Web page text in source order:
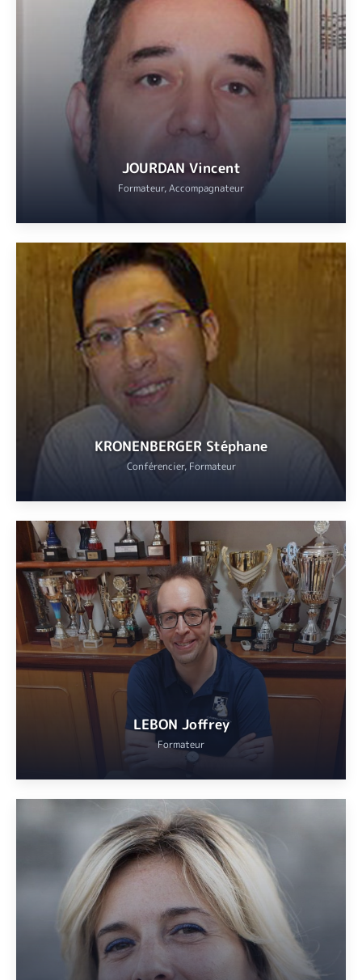
Spécialiste de renom de la calligraphie aussi bien en France qu’à
l’étranger, auteur de manuscrits et de prestation calligraphique
évènementielle internationale, il partage son savoir-faire avec
nos adhérents depuis neuf ans. La mise en espace et la sensualité
de son travail calligraphique en font un créateur de pages de
couverture apprécié par les maisons d’édition en France et à
l’étranger.
VOIR
JOURDAN Vincent
Formateur, Accompagnateur
Auteur et conférencier spécialisé dans le cinéma.
Il a publié
Voyage dans le cinéma de Sergio Corbucci
Lettmotif, 2018) etSergio Sollima, le cinéma au couteau
Leitmotiff, 2022) et participe aux ouvrages collectifs de la
collection Zoom Arrière (Brian de Palma, Nagisa Oshima, Nanni
Moretti, Jim Jarmush, Paul Vecchiali et le cinéma muet français).
Il a créé et anime le blog cinéphile Inisfree depuis 2004 et
collabore à diverses revues en ligne.
VOIR
KRONENBERGER Stéphane
Conférencier, Formateur
Docteur en histoire de l’Université Côte d’Azur, historien de
l’époque contemporaine et enseignant en géopolitique à Aix-
Marseille Université.
VOIR
LEBON Joffrey
Formateur
Animateur et formateur à Cannes Échecs
VOIR